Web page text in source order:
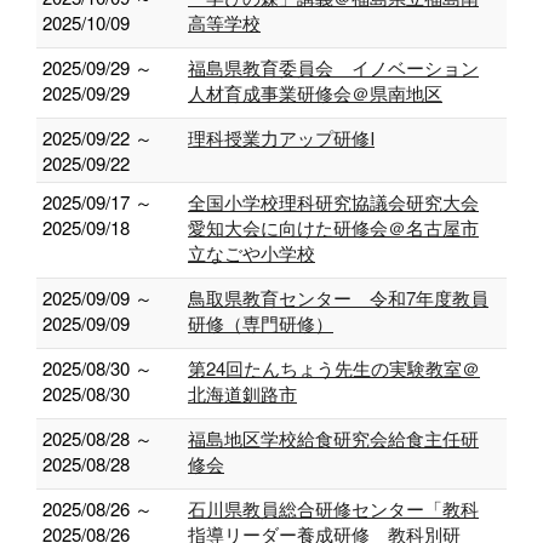
2025/10/09
高等学校
2025/09/29 ～
2025/09/29
福島県教育委員会 イノベーション
人材育成事業研修会＠県南地区
2025/09/22 ～
2025/09/22
理科授業力アップ研修Ⅰ
2025/09/17 ～
2025/09/18
全国小学校理科研究協議会研究大会
愛知大会に向けた研修会＠名古屋市
立なごや小学校
2025/09/09 ～
2025/09/09
鳥取県教育センター 令和7年度教員
研修（専門研修）
2025/08/30 ～
2025/08/30
第24回たんちょう先生の実験教室＠
北海道釧路市
2025/08/28 ～
2025/08/28
福島地区学校給食研究会給食主任研
修会
2025/08/26 ～
2025/08/26
石川県教員総合研修センター「教科
指導リーダー養成研修 教科別研